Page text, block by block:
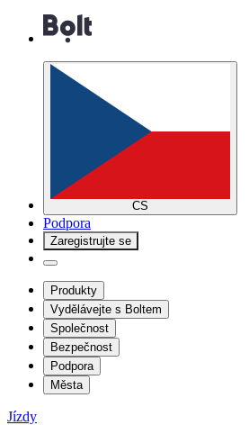
CS
Podpora
Zaregistrujte se
Produkty
Vydělávejte s Boltem
Společnost
Bezpečnost
Podpora
Města
Jízdy